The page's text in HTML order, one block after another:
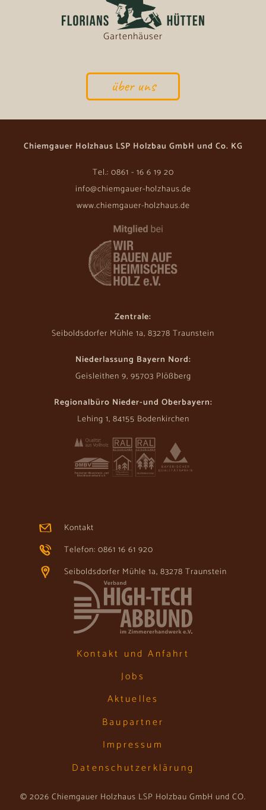
Gartenhäuser
über uns
Chiemgauer Holzhaus LSP Holzbau GmbH und Co. KG
Tel.: 0861 - 16 6 19 20
info@chiemgauer-holzhaus.de
www.chiemgauer-holzhaus.de
Zentrale:
Seiboldsdorfer Mühle 1a, 83278 Traunstein
Niederlassung Bayern Nord:
Geisleithen 9, 95703 Plößberg
Regionalbüro Nieder-und Oberbayern:
Lehing 1, 84155 Bodenkirchen
Kontakt
Telefon: 0861 16 61 920
Seiboldsdorfer Mühle 1a, 83278 Traunstein
Kontakt und Anfahrt
Jobs
Aktuelles
Baupartner
Impressum
Datenschutzerklärung
© 2026 Chiemgauer Holzhaus LSP Holzbau GmbH und CO.